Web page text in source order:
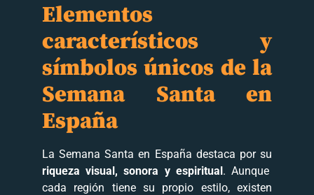
Elementos
característicos y
símbolos únicos de la
Semana Santa en
España
La Semana Santa en España destaca por su
riqueza visual, sonora y espiritual. Aunque
cada región tiene su propio estilo, existen